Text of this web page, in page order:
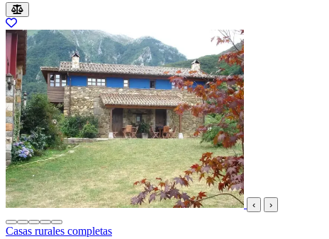
Resultados del listado
‹ ›
Casas rurales completas